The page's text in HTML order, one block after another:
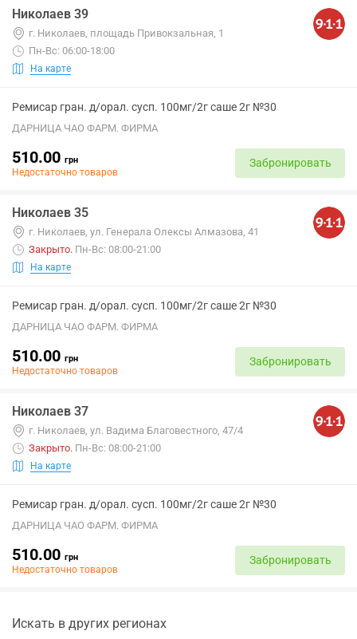
Николаев 39
г. Николаев, площадь Привокзальная, 1
Пн-Вс: 06:00-18:00
На карте
Ремисар гран. д/орал. сусп. 100мг/2г саше 2г №30
ДАРНИЦА ЧАО ФАРМ. ФИРМА
510.00 грн
Недостаточно товаров
Забронировать
Николаев 35
г. Николаев, ул. Генерала Олексы Алмазова, 41
Закрыто. Пн-Вс: 08:00-21:00
На карте
Ремисар гран. д/орал. сусп. 100мг/2г саше 2г №30
ДАРНИЦА ЧАО ФАРМ. ФИРМА
510.00 грн
Недостаточно товаров
Забронировать
Николаев 37
г. Николаев, ул. Вадима Благовестного, 47/4
Закрыто. Пн-Вс: 08:00-21:00
На карте
Ремисар гран. д/орал. сусп. 100мг/2г саше 2г №30
ДАРНИЦА ЧАО ФАРМ. ФИРМА
510.00 грн
Недостаточно товаров
Забронировать
Искать в других регионах